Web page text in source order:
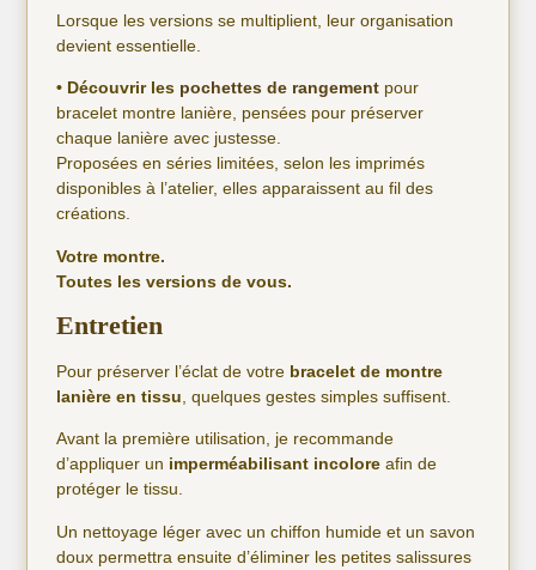
Lorsque les versions se multiplient, leur organisation
devient essentielle.
• Découvrir les pochettes de rangement pour
bracelet montre lanière, pensées pour préserver
chaque lanière avec justesse.
Proposées en séries limitées, selon les imprimés
disponibles à l’atelier, elles apparaissent au fil des
créations.
Votre montre.
Toutes les versions de vous.
Entretien
Pour préserver l’éclat de votre bracelet de montre
lanière en tissu , quelques gestes simples suffisent.
Avant la première utilisation, je recommande
d’appliquer un imperméabilisant incolore afin de
protéger le tissu.
Un nettoyage léger avec un chiffon humide et un savon
doux permettra ensuite d’éliminer les petites salissures